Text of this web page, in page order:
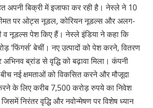
अपनी बिक्री में इजाफा कर रही है। नेस्ले ने 10
पर ओट्स नूडल, कोरियन नूडल्स और अलग-
व नूडल्स पेश किए हैं। नेस्ले इंडिया ने कहा कि
‘फिंगर्स’ बेचीं। नए उत्पादों को पेश करने, वितरण
ब्रांड से वृद्धि को बढ़ावा मिला। कंपनी
नई क्षमताओं को विकसित करने और मौजूदा
के लिए करीब 7,500 करोड़ रुपये का निवेश
निरंतर वृद्धि और नवोन्मेषण पर विशेष ध्यान